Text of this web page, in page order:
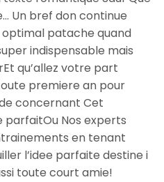
Un bref don continue
patache quand
indispensable mais
qu’allez votre part
premiere an pour
concernant Cet
Nos experts
en tenant
l’idee parfaite destine i
toute court amie!